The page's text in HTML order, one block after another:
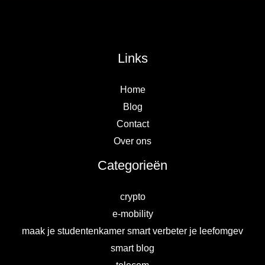
Links
Home
Blog
Contact
Over ons
Categorieën
crypto
e-mobility
maak je studentenkamer smart verbeter je leefomgev
smart blog